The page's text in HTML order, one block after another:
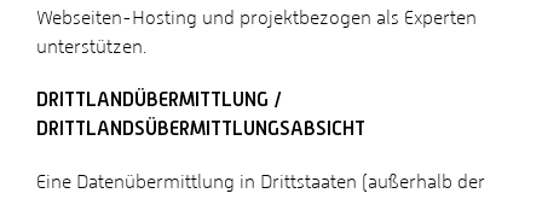
Webseiten-Hosting und projektbezogen als Experten
unterstützen.
DRITTLANDÜBERMITTLUNG /
DRITTLANDSÜBERMITTLUNGSABSICHT
Eine Datenübermittlung in Drittstaaten (außerhalb der